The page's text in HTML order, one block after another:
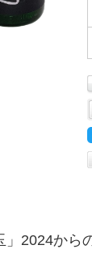
2024から